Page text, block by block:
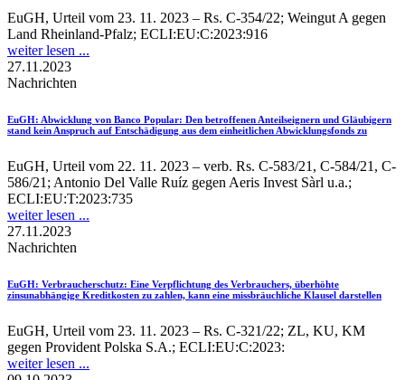
EuGH, Urteil vom 23. 11. 2023 – Rs. C-354/22; Weingut A gegen
Land Rheinland-Pfalz; ECLI:EU:C:2023:916
weiter lesen ...
27.11.2023
Nachrichten
EuGH: Abwicklung von Banco Popular: Den betroffenen Anteilseignern und Gläubigern
stand kein Anspruch auf Entschädigung aus dem einheitlichen Abwicklungsfonds zu
EuGH, Urteil vom 22. 11. 2023 – verb. Rs. C-583/21, C-584/21, C-
586/21; Antonio Del Valle Ruíz gegen Aeris Invest Sàrl u.a.;
ECLI:EU:T:2023:735
weiter lesen ...
27.11.2023
Nachrichten
EuGH: Verbraucherschutz: Eine Verpflichtung des Verbrauchers, überhöhte
zinsunabhängige Kreditkosten zu zahlen, kann eine missbräuchliche Klausel darstellen
EuGH, Urteil vom 23. 11. 2023 – Rs. C-321/22; ZL, KU, KM
gegen Provident Polska S.A.; ECLI:EU:C:2023:
weiter lesen ...